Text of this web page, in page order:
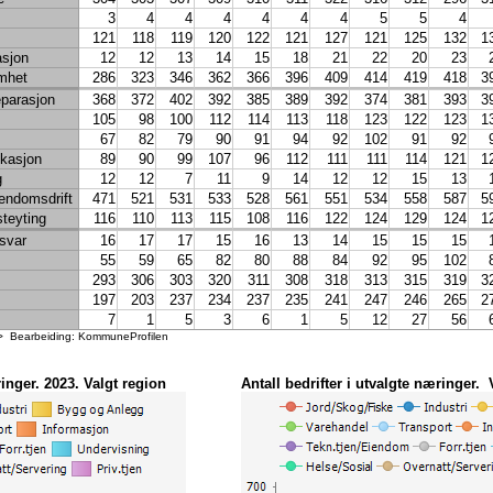
5
4 3 3 3 3 3 0
86
75 66 74 80 75 79 83
1 0 0 0
5
5 3 3 0 0 0
9
11 13 15 14 20 17 0
16
16 16 16 7 8 24 0
0
0 0 0 0 0 0 0
249
249 235 232 252 238 258 0
57 61 70 76
536
603 642 615 660 667 684 733
231
239 226 245 259 279 290 293
217
217 207 185 196 194 0
931
931 884 887 847 840 0
270
288 291 280 251 268 250 0
39
40 33 32 26 28 33 28
0 0 0
174
180
73
66 65 86 93 93 0
295
320 342 303 0
44 43 41 44
22
26 15 16 16
5
0 0 0 0
25
3 4 4 4 4 4 4 5 5 4
121 118 119 120 122 121 127 121 125 132
12 12 13 14 15 18 21 22 20 23
286 323 346 362 366 396 409 414 419 418
368 372 402 392 385 389 392 374 381 393
105 98 100 112 114 113 118 123 122 123
67 82 79 90 91 94 92 102 91 92
89 90 99 107 96 112 111 111 114 121
12 12 7 11 9 14 12 12 15 13
471 521 531 533 528 561 551 534 558 587
116 110 113 115 108 116 122 124 129 124
16 17 17 15 16 13 14 15 15 15
55 59 65 82 80 88 84 92 95 102
293 306 303 320 311 308 318 313 315 319
197 203 237 234 237 235 241 247 246 265
7 1 5 3 6 1 5 12 27 56
Bearbeiding: KommuneProfilen
2023. Valgt region Antall bedrifter i utvalgte næringer.